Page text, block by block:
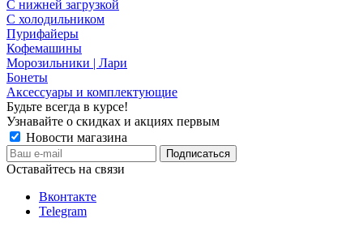
С нижней загрузкой
С холодильником
Пурифайеры
Кофемашины
Морозильники | Лари
Бонеты
Аксессуары и комплектующие
Будьте всегда в курсе!
Узнавайте о скидках и акциях первым
Новости магазина
Оставайтесь на связи
Вконтакте
Telegram